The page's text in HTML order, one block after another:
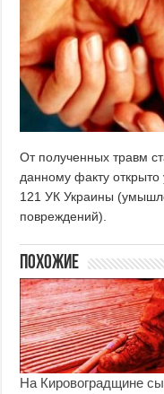
От полученных травм
данному факту открыто
121 УК Украины
повреждений).
Похожие
На Кировоградщине